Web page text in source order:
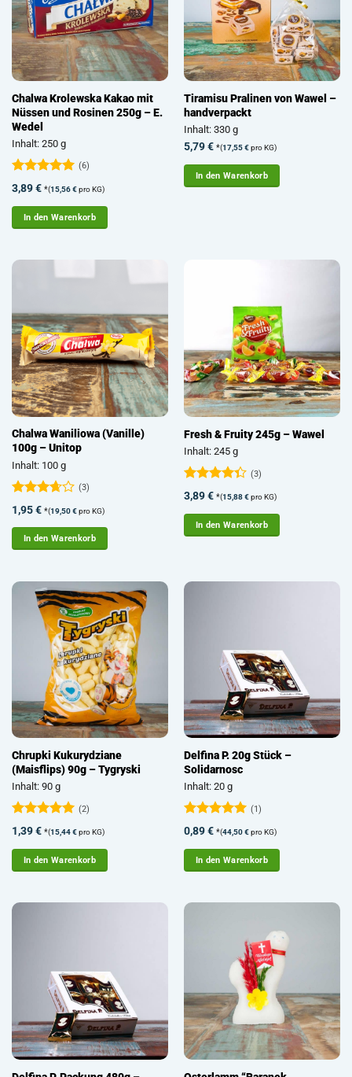
Chalwa Krolewska Kakao mit
Nüssen und Rosinen 250g – E.
Wedel
Inhalt: 250 g
Bewertet
mit 5von
5
(6)
3,89€ *(15,56€pro KG)
In den Warenkorb
Tiramisu Pralinen von Wawel –
handverpackt
Inhalt: 330 g
5,79€ *(17,55€pro KG)
In den Warenkorb
Chalwa Waniliowa (Vanille)
100g – Unitop
Inhalt: 100 g
Bewertet
mit 3.67
von 5
(3)
1,95€ *(19,50€pro KG)
In den Warenkorb
Fresh & Fruity 245g – Wawel
Inhalt: 245 g
Bewertet
mit 4.33
von 5
(3)
3,89€ *(15,88€pro KG)
In den Warenkorb
Chrupki Kukurydziane
(Maisflips) 90g – Tygryski
Inhalt: 90 g
Bewertet
mit 5von
5
(2)
1,39€ *(15,44€pro KG)
In den Warenkorb
Delfina P. 20g Stück –
Solidarnosc
Inhalt: 20 g
Bewertet
mit 5von
5
(1)
0,89€ *(44,50€pro KG)
In den Warenkorb